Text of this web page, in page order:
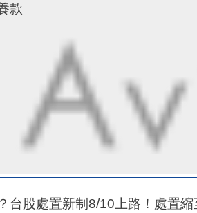
款
台股處置新制8/10上路！處置